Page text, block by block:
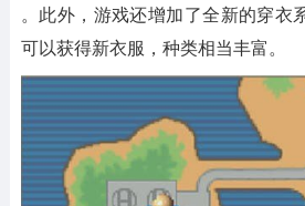
。此外，游戏还增加了全新的穿衣
可以获得新衣服，种类相当丰富。